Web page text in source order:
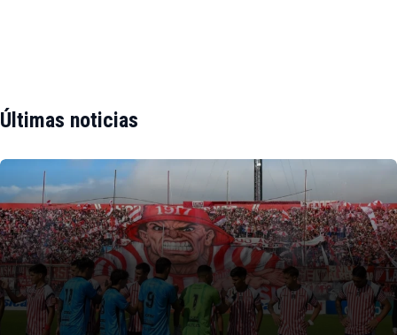
Últimas noticias